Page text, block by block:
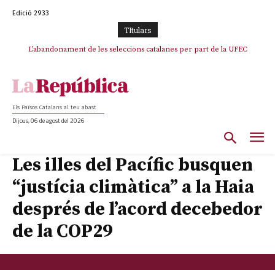
Edició 2933
TItulars
L’abandonament de les seleccions catalanes per part de la UFEC
TV3 perd el lideratge després de 23 mesos: Una deriva sense continguts i
Els Països Catalans al teu abast
Dijous, 06 de agost del 2026
Les illes del Pacífic busquen
“justícia climàtica” a la Haia
després de l’acord decebedor
de la COP29